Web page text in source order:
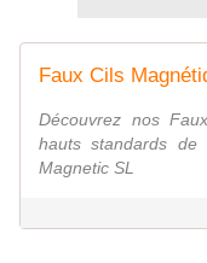
Faux Cils
Découvrez nos
hauts standards
Magnetic SL